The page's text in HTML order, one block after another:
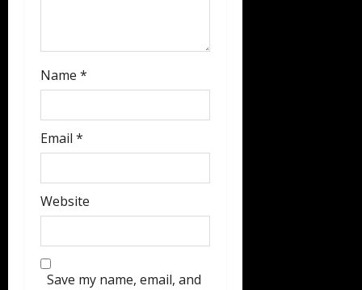
Name *
Email *
Website
Save my name, email, and